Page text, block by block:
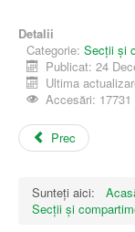
Detalii
Categorie: Secții și
Publicat: 24
Ultima
Accesări: 17731
Prec
Sunteți aici:
Secții și